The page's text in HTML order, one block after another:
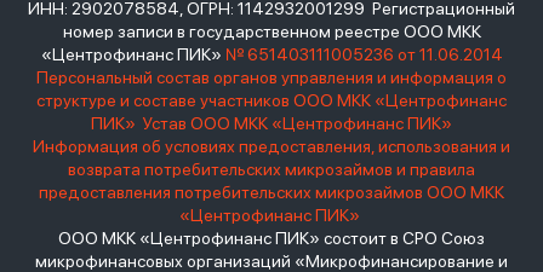
ИНН: 2902078584, ОГРН: 1142932001299 Регистрационный
номер записи в государственном реестре ООО МКК
«Центрофинанс ПИК» № 651403111005236 от 11.06.2014
Персональный состав органов управления и информация о
структуре и составе участников ООО МКК «Центрофинанс
ПИК» Устав ООО МКК «Центрофинанс ПИК»
Информация об условиях предоставления, использования и
возврата потребительских микрозаймов и правила
предоставления потребительских микрозаймов ООО МКК
«Центрофинанс ПИК»
ООО МКК «Центрофинанс ПИК» состоит в СРО Союз
микрофинансовых организаций «Микрофинансирование и